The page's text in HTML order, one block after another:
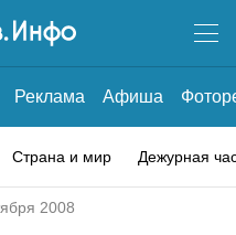
Реклама Афиша
Страна и мир Дежурная
2008